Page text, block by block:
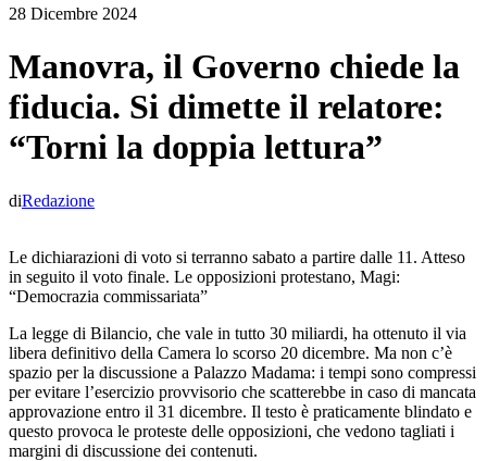
28 Dicembre 2024
Manovra, il Governo chiede la
fiducia. Si dimette il relatore:
“Torni la doppia lettura”
diRedazione
Le dichiarazioni di voto si terranno sabato a partire dalle 11. Atteso
in seguito il voto finale. Le opposizioni protestano, Magi:
“Democrazia commissariata”
La legge di Bilancio, che vale in tutto 30 miliardi, ha ottenuto il via
libera definitivo della Camera lo scorso 20 dicembre. Ma non c’è
spazio per la discussione a Palazzo Madama: i tempi sono compressi
per evitare l’esercizio provvisorio che scatterebbe in caso di mancata
approvazione entro il 31 dicembre. Il testo è praticamente blindato e
questo provoca le proteste delle opposizioni, che vedono tagliati i
margini di discussione dei contenuti.